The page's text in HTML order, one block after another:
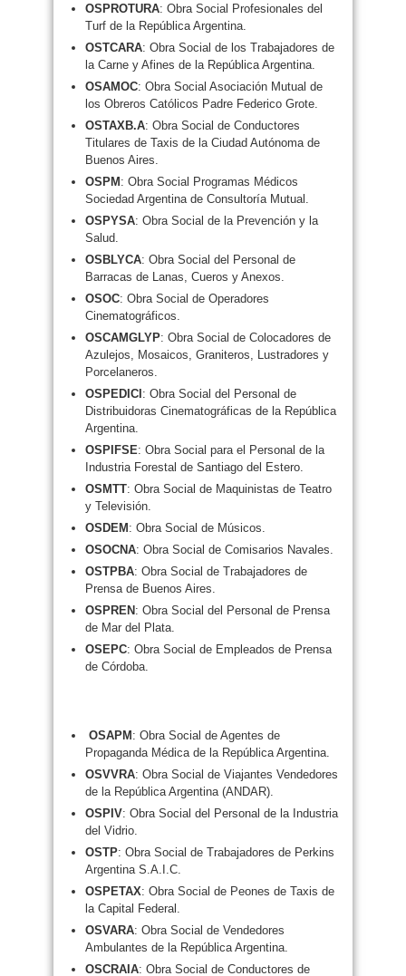
OSPROTURA: Obra Social Profesionales del
Turf de la República Argentina.
OSTCARA: Obra Social de los Trabajadores de
la Carne y Afines de la República Argentina.
OSAMOC: Obra Social Asociación Mutual de
los Obreros Católicos Padre Federico Grote.
OSTAXB.A: Obra Social de Conductores
Titulares de Taxis de la Ciudad Autónoma de
Buenos Aires.
OSPM : Obra Social Programas Médicos
Sociedad Argentina de Consultoría Mutual.
OSPYSA: Obra Social de la Prevención y la
Salud.
OSBLYCA: Obra Social del Personal de
Barracas de Lanas, Cueros y Anexos.
OSOC: Obra Social de Operadores
Cinematográficos.
OSCAMGLYP: Obra Social de Colocadores de
Azulejos, Mosaicos, Graniteros, Lustradores y
Porcelaneros.
OSPEDICI : Obra Social del Personal de
Distribuidoras Cinematográficas de la República
Argentina.
OSPIFSE: Obra Social para el Personal de la
Industria Forestal de Santiago del Estero.
OSMTT: Obra Social de Maquinistas de Teatro
y Televisión.
OSDEM : Obra Social de Músicos.
OSOCNA: Obra Social de Comisarios Navales.
OSTPBA: Obra Social de Trabajadores de
Prensa de Buenos Aires.
OSPREN : Obra Social del Personal de Prensa
de Mar del Plata.
OSEPC: Obra Social de Empleados de Prensa
de Córdoba.
OSAPM : Obra Social de Agentes de
Propaganda Médica de la República Argentina.
OSVVRA: Obra Social de Viajantes Vendedores
de la República Argentina (ANDAR).
OSPIV: Obra Social del Personal de la Industria
del Vidrio.
OSTP: Obra Social de Trabajadores de Perkins
Argentina S.A.I.C.
OSPETAX: Obra Social de Peones de Taxis de
la Capital Federal.
OSVARA: Obra Social de Vendedores
Ambulantes de la República Argentina.
OSCRAIA: Obra Social de Conductores de